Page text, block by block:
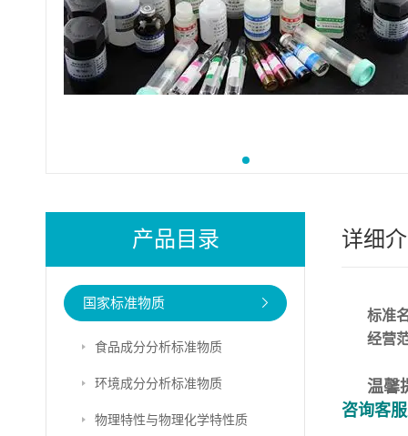
产品目录
国家标准物质
食品成分分析标准物质
环境成分分析标准物质
物理特性与物理化学特性质
详细
标准
经营
温馨
咨询客